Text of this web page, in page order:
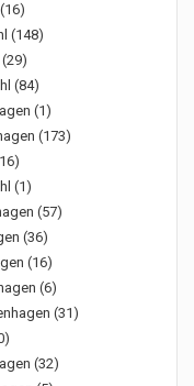
(148)
(84)
(1)
(173)
(1)
(57)
(36)
(16)
(6)
(31)
(32)